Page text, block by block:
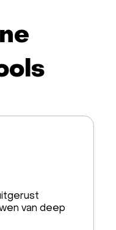
van deep